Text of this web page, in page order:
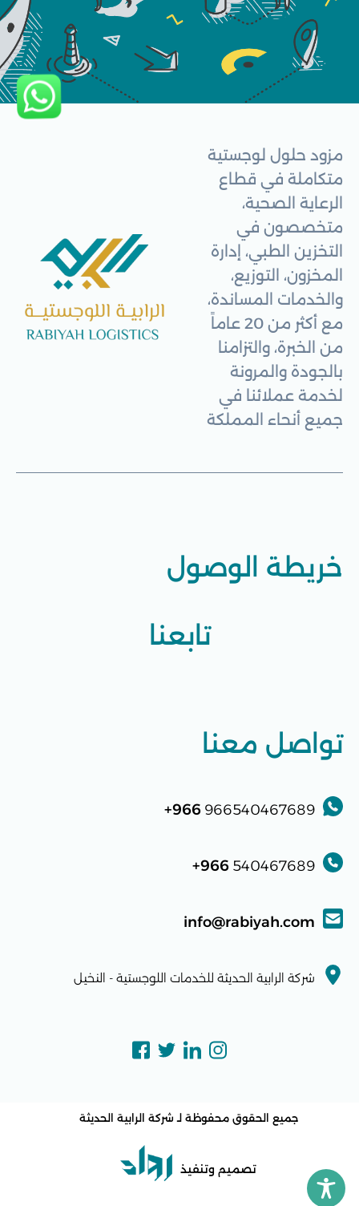
مزود حلول لوجستية
متكاملة في قطاع
الرعاية الصحية،
متخصصون في
التخزين الطبي، إدارة
المخزون، التوزيع،
والخدمات المساندة،
مع أكثر من 20 عاماً
من الخبرة، والتزامنا
بالجودة والمرونة
لخدمة عملائنا في
جميع أنحاء المملكة
تواصل معنا
966540467689
966+
540467689
966+
info@rabiyah.com
شركة الرابية الحديثة للخدمات اللوجستية - النخيل
تابعنا
خريطة الوصول
جميع الحقوق محفوظة لـ شركة الرابية الحديثة
تصميم وتنفيذ